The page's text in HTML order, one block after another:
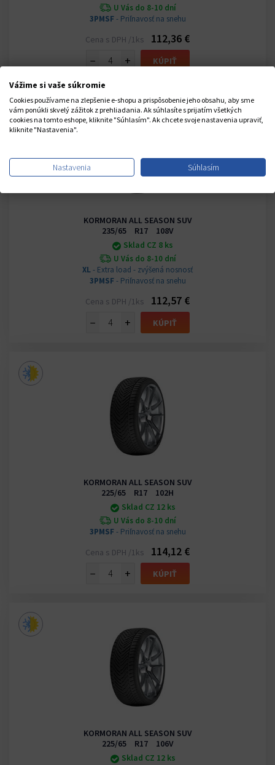
U Vás do 8-10 dní
3PMSF- Priľnavosť na snehu
Cena s DPH /1ks
112,36 €
−
+ KÚPIŤ
KORMORAN ALL SEASON SUV
235/65 R17 108V
Sklad CZ 8 ks
U Vás do 8-10 dní
XL- Extra load - zvýšená nosnosť
3PMSF- Priľnavosť na snehu
Cena s DPH /1ks
112,57 €
−
+ KÚPIŤ
KORMORAN ALL SEASON SUV
225/65 R17 102H
Sklad CZ 12 ks
U Vás do 8-10 dní
3PMSF- Priľnavosť na snehu
Cena s DPH /1ks
114,12 €
−
+ KÚPIŤ
KORMORAN ALL SEASON SUV
225/65 R17 106V
Sklad CZ 12 ks
Vážime si vaše súkromie
Cookies používame na zlepšenie e-shopu a prispôsobenie jeho obsahu, aby sme
vám ponúkli skvelý zážitok z prehliadania. Ak súhlasíte s prijatím všetkých
cookies na tomto eshope, kliknite "Súhlasím". Ak chcete svoje nastavenia upraviť,
kliknite "Nastavenia".
Nastavenia Súhlasím